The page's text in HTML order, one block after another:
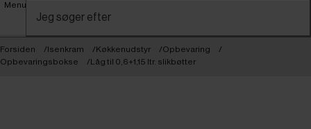
Menu
Forsiden Isenkram Køkkenudstyr
Opbevaring
Opbevaringsbokse
Låg til 0,6+1,15 ltr. slikbøtter